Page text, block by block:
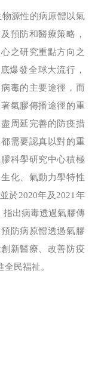
源性的病原體以氣
預防和醫療策略，
之研究重點方向之
爆發全球大流行，
毒的主要途徑，而
氣膠傳播途徑的重
周延完善的防疫措
需要認真以對的重
科學研究中心積極
化、氣動力學特性
於2020年及2021年
指出病毒透過氣膠傳
防病原體透過氣膠
新醫療、改善防疫
民福祉。